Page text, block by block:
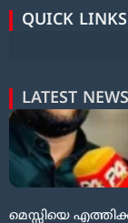
QUICK LINKS
LATEST NEWS
മെസ്സിയെ